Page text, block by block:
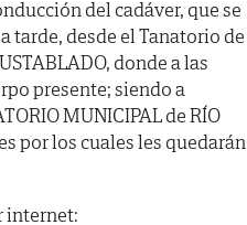
del cadáver, que se
tarde, desde el Tanatorio de
donde a las
presente; siendo a
MUNICIPAL de RÍO
por los cuales les quedarán
internet: